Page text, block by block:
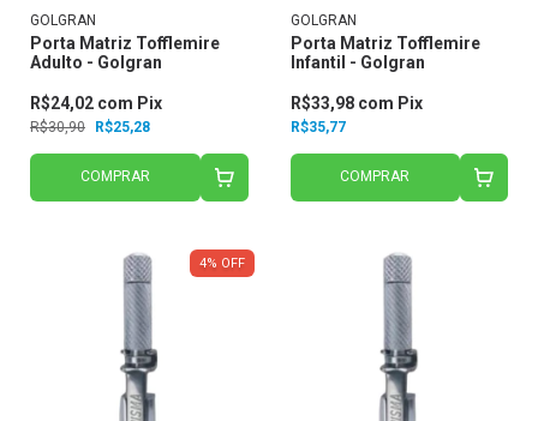
GOLGRAN
Porta Matriz Tofflemire
Adulto - Golgran
R$30,90 R$25,28
R$24,02 com Pix
COMPRAR
GOLGRAN
Porta Matriz Tofflemire
Infantil - Golgran
R$35,77
R$33,98 com Pix
COMPRAR
4% OFF